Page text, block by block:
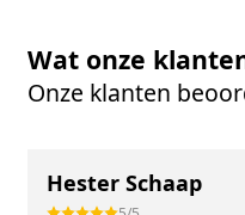
Wat onze
Onze klanten
Hester Schaap